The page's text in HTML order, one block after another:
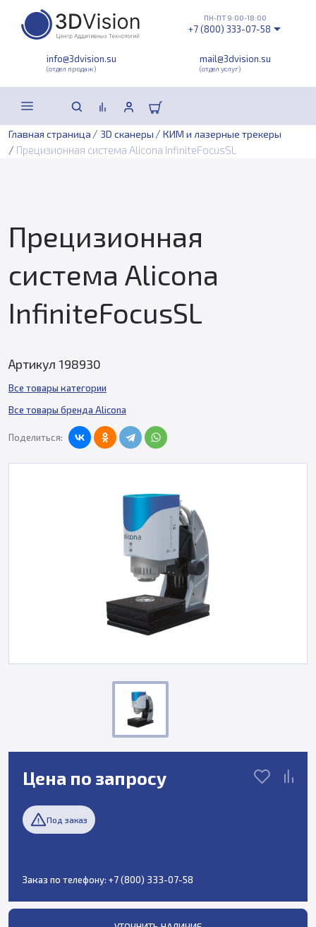
info@3dvision.su
(отдел продаж)
mail@3dvision.su
(отдел услуг)
ПН-ПТ 9:00-18:00
+7 (800) 333-07-58
Главная страница / 3D сканеры / КИМ и лазерные трекеры
/ Прецизионная система Alicona InfiniteFocusSL
Прецизионная
система Alicona
InfiniteFocusSL
Артикул 198930
Все товары категории
Все товары бренда Alicona
Поделиться:
Цена по запросу
Под заказ
Заказ по телефону: +7 (800) 333-07-58